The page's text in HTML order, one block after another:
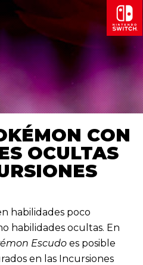
CON
OCULTAS
habilidades poco
habilidades ocultas. En
Escudo es posible
en las Incursiones